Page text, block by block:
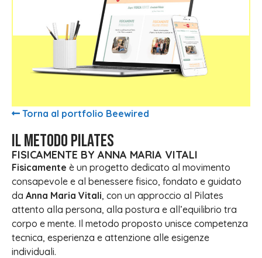
Torna al portfolio Beewired
IL METODO PILATES
FISICAMENTE BY ANNA MARIA VITALI
Fisicamente è un progetto dedicato al movimento
consapevole e al benessere fisico, fondato e guidato
da Anna Maria Vitali, con un approccio al Pilates
attento alla persona, alla postura e all’equilibrio tra
corpo e mente. Il metodo proposto unisce competenza
tecnica, esperienza e attenzione alle esigenze
individuali.